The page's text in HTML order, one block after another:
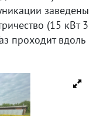
заведены
(15 кВт 3
проходит вдоль
магазины
в 2